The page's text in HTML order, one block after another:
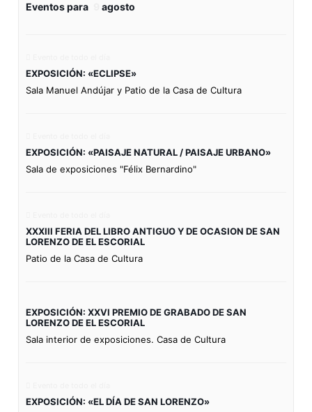
Eventos para agosto
EXPOSICIÓN: «ECLIPSE»
Sala Manuel Andújar y Patio de la Casa de Cultura
EXPOSICIÓN: «PAISAJE NATURAL / PAISAJE URBANO»
Sala de exposiciones "Félix Bernardino"
XXXIII FERIA DEL LIBRO ANTIGUO Y DE OCASION DE SAN
LORENZO DE EL ESCORIAL
Patio de la Casa de Cultura
EXPOSICIÓN: XXVI PREMIO DE GRABADO DE SAN
LORENZO DE EL ESCORIAL
Sala interior de exposiciones. Casa de Cultura
EXPOSICIÓN: «EL DÍA DE SAN LORENZO»